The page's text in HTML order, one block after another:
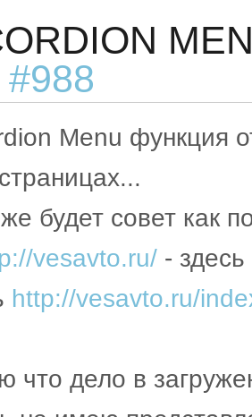
#988
Menu функция
будет совет как
vesavto.ru/ -
http://vesavto.ru/
что дело в